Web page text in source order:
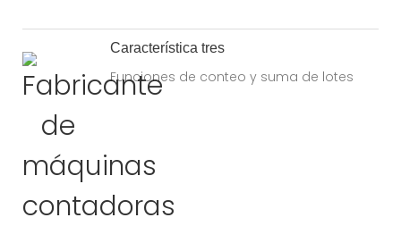
Característica tres
Funciones de conteo y suma de lotes